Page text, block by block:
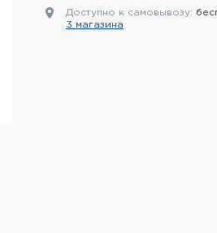
Доступно к самовывозу:
3 магазина